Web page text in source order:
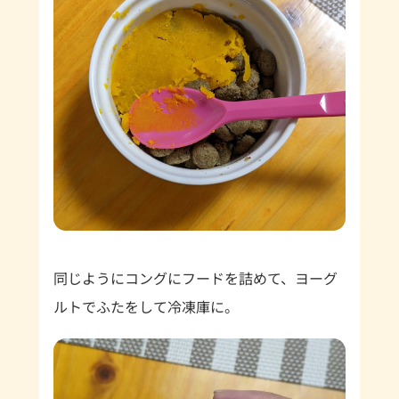
同じようにコングにフードを詰めて、ヨーグ
ルトでふたをして冷凍庫に。